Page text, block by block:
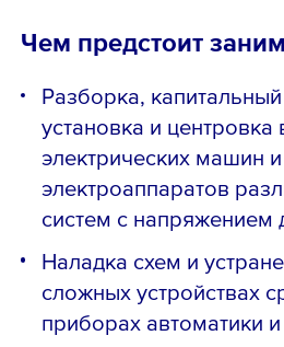
Чем предстоит
Разборка,
установка и
электрических машин и
электроаппаратов
систем с напряжением
Наладка схем и
сложных устройствах
приборах автоматики